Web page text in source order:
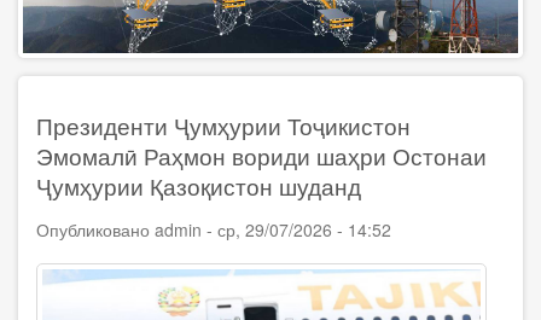
Президенти Ҷумҳурии Тоҷикистон
Эмомалӣ Раҳмон вориди шаҳри Остонаи
Ҷумҳурии Қазоқистон шуданд
Опубликовано admin - ср, 29/07/2026 - 14:52